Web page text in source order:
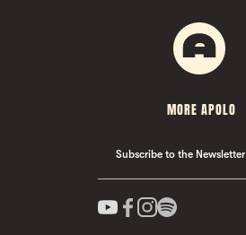
MORE APOLO
Subscribe to the Newsletter